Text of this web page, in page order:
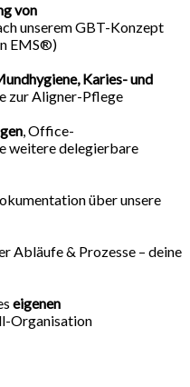
von
unserem GBT-Konzept
EMS®)
Karies- und
zur Aligner-Pflege
, Office-
weitere delegierbare
über unsere
Abläufe & Prozesse – deine
eigenen
Organisation